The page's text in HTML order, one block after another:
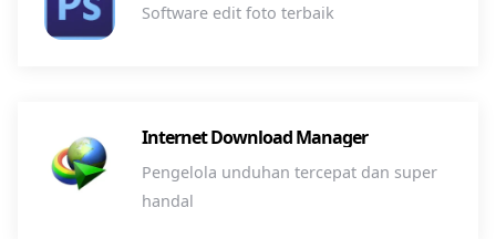
Software edit foto terbaik
Internet Download Manager
Pengelola unduhan tercepat dan super
handal